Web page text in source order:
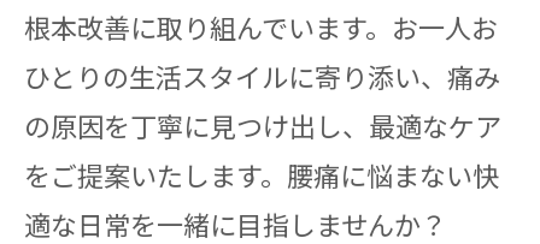
根本改善に取り組んでいます。お一人お
ひとりの生活スタイルに寄り添い、痛み
の原因を丁寧に見つけ出し、最適なケア
をご提案いたします。腰痛に悩まない快
適な日常を一緒に目指しませんか？